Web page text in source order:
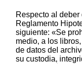
Respecto al
Reglamento
siguiente: «Se
medio, a los
de datos del
su custodia,